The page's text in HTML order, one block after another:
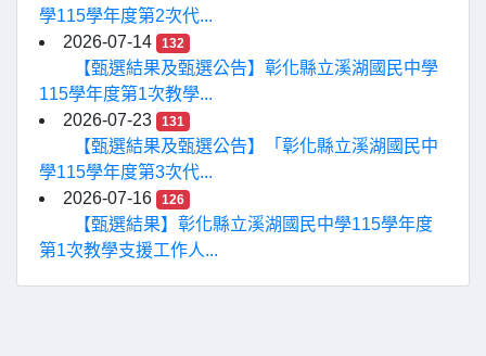
學115學年度第2次代...
2026-07-14
132
【甄選結果及甄選公告】彰化縣立溪湖國民中學
115學年度第1次教學...
2026-07-23
131
【甄選結果及甄選公告】「彰化縣立溪湖國民中
學115學年度第3次代...
2026-07-16
126
【甄選結果】彰化縣立溪湖國民中學115學年度
第1次教學支援工作人...